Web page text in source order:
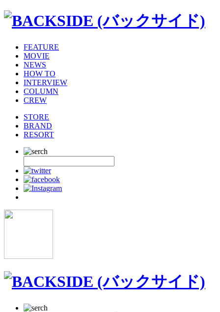
FEATURE
MOVIE
NEWS
HOW TO
INTERVIEW
COLUMN
CREW
STORE
BRAND
RESORT